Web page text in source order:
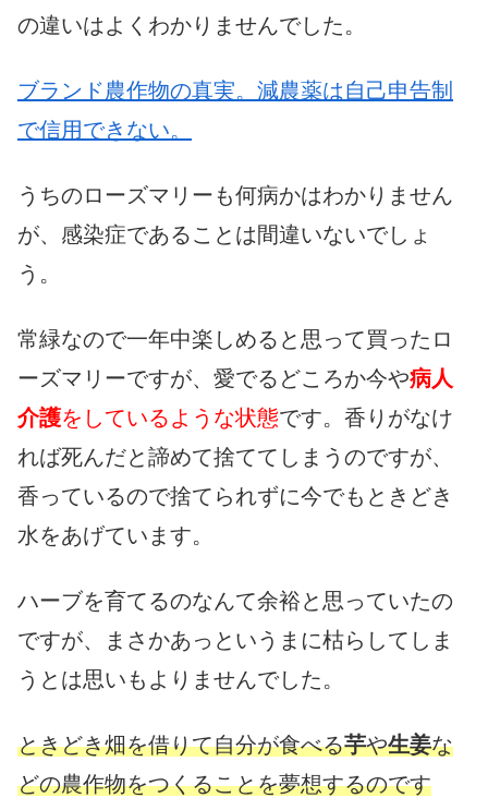
の違いはよくわかりませんでした。
ブランド農作物の真実。減農薬は自己申告制
で信用できない。
うちのローズマリーも何病かはわかりません
が、感染症であることは間違いないでしょ
う。
常緑なので一年中楽しめると思って買ったロ
ーズマリーですが、愛でるどころか今や病人
介護をしているような状態です。香りがなけ
れば死んだと諦めて捨ててしまうのですが、
香っているので捨てられずに今でもときどき
水をあげています。
ハーブを育てるのなんて余裕と思っていたの
ですが、まさかあっというまに枯らしてしま
うとは思いもよりませんでした。
ときどき畑を借りて自分が食べる芋や生姜な
どの農作物をつくることを夢想するのです